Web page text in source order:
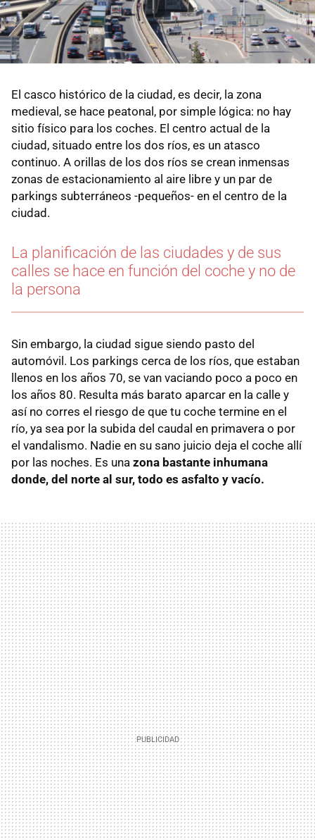
El casco histórico de la ciudad, es decir, la zona
medieval, se hace peatonal, por simple lógica: no hay
sitio físico para los coches. El centro actual de la
ciudad, situado entre los dos ríos, es un atasco
continuo. A orillas de los dos ríos se crean inmensas
zonas de estacionamiento al aire libre y un par de
parkings subterráneos -pequeños- en el centro de la
ciudad.
La planificación de las ciudades y de sus
calles se hace en función del coche y no de
la persona
Sin embargo, la ciudad sigue siendo pasto del
automóvil. Los parkings cerca de los ríos, que estaban
llenos en los años 70, se van vaciando poco a poco en
los años 80. Resulta más barato aparcar en la calle y
así no corres el riesgo de que tu coche termine en el
río, ya sea por la subida del caudal en primavera o por
el vandalismo. Nadie en su sano juicio deja el coche allí
por las noches. Es una zona bastante inhumana
donde, del norte al sur, todo es asfalto y vacío.